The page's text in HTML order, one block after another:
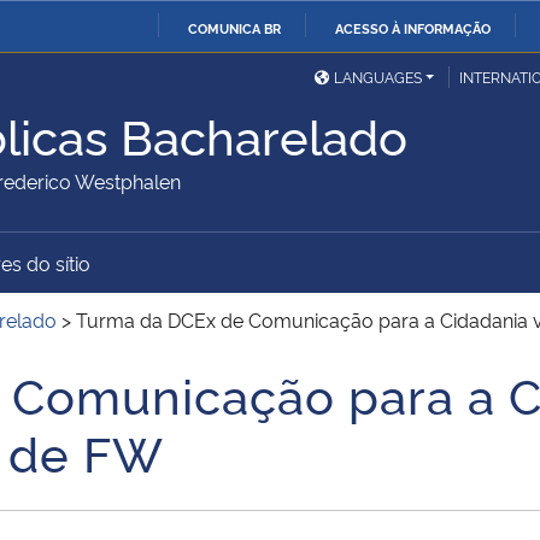
O
COMUNICA BR ACESSO À INFORMAÇÃO
Ministério da Defesa
Ministério das Relações
Exteriores
Ministério da Cidadania Ministério da Saúde
Ministério do
Desenvolvimento Regional
Advocacia-Geral da União Banco Central do Brasil
LANGUAGES
Bacharelado
Westphalen
do sítio
>Turma da DCEx de Comunicação para a Cidadania
para a
FW